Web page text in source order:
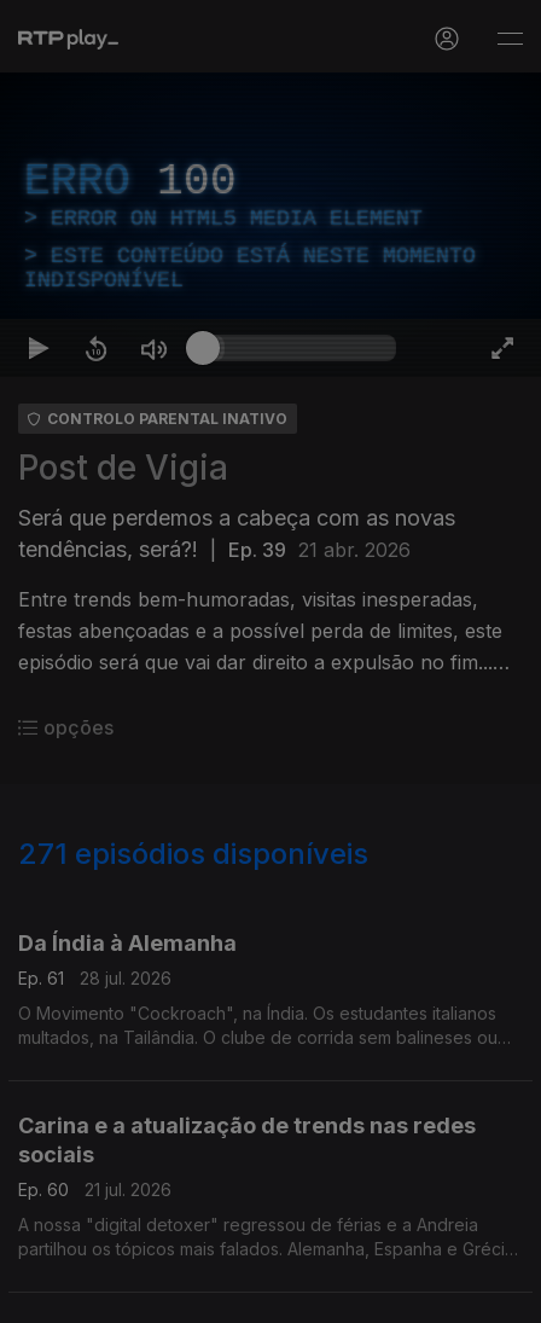
ERRO 100
ERROR ON HTML5 MEDIA ELEMENT
ESTE CONTEÚDO ESTÁ NESTE MOMENTO
INDISPONÍVEL
CONTROLO PARENTAL INATIVO
Post de Vigia
Será que perdemos a cabeça com as novas
tendências, será?!
Ep. 39 21 abr. 2026
Entre trends bem-humoradas, visitas inesperadas,
festas abençoadas e a possível perda de limites, este
episódio será que vai dar direito a expulsão no fim...
opções
271 episódios disponíveis
Da Índia à Alemanha
Ep. 61
28 jul. 2026
O Movimento "Cockroach", na Índia. Os estudantes italianos
multados, na Tailândia. O clube de corrida sem balineses ou
Carina e a atualização de trends nas redes
sociais
Ep. 60
21 jul. 2026
A nossa "digital detoxer" regressou de férias e a Andreia
partilhou os tópicos mais falados. Alemanha, Espanha e Grécia